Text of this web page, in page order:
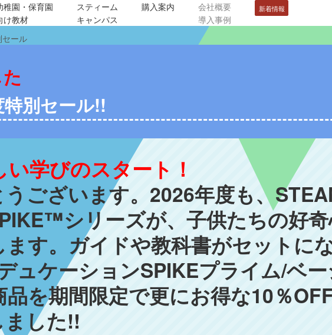
稚園・保育園
け教材
スティーム
キャンパス
購入案内
会社概要
導入事例
新着情報
ール
別セール!!
学びのスタート！
ございます。2026年度も、
シリーズが、子供たちの好
す。ガイドや教科書がセットに
ュケーションSPIKEプライム/ベー
を期間限定で更にお得な10％
した!!